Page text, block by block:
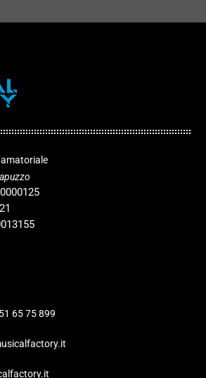
65 75 899